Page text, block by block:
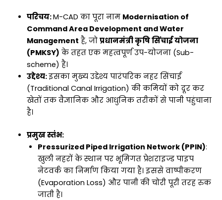
परिचय:M-CAD का पूरा नाम Modernisation of
Command Area Development and Water
Management है, जो प्रधानमंत्री कृषि सिंचाई योजना
(PMKSY) के तहत एक महत्वपूर्ण उप-योजना (Sub-
scheme) है।
उद्देश्य:इसका मुख्य उद्देश्य पारंपरिक नहर सिंचाई
(Traditional Canal Irrigation) की कमियों को दूर कर
खेतों तक वैज्ञानिक और आधुनिक तरीकों से पानी पहुंचाना
है।
प्रमुख स्तंभ:
Pressurized Piped Irrigation Network (PPIN):
खुली नहरों के स्थान पर भूमिगत प्रेशराइज्ड पाइप
नेटवर्क का निर्माण किया गया है। इससे वाष्पीकरण
(Evaporation Loss) और पानी की चोरी पूरी तरह रुक
जाती है।